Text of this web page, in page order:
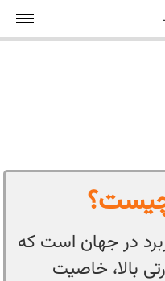
در جهان است که
بالا، خاصیت